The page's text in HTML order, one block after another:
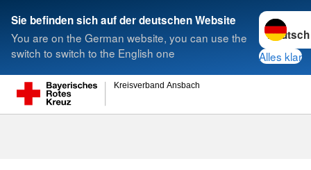
Sie befinden sich auf der deutschen Website
You are on the German website, you can use the
switch to switch to the English one
Sprache
Alles klar
Kreisverband Ansbach
Suche